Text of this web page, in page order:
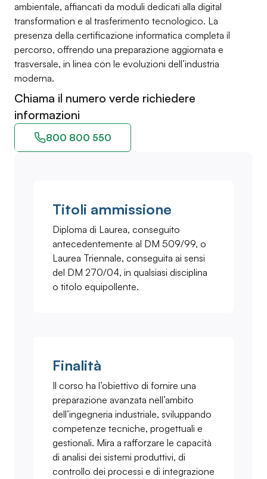
ambientale, affiancati da moduli dedicati alla digital
transformation e al trasferimento tecnologico. La
presenza della certificazione informatica completa il
percorso, offrendo una preparazione aggiornata e
trasversale, in linea con le evoluzioni dell’industria
moderna.
Chiama il numero verde richiedere
informazioni
800 800 550
Titoli ammissione
Diploma di Laurea, conseguito
antecedentemente al DM 509/99, o
Laurea Triennale, conseguita ai sensi
del DM 270/04, in qualsiasi disciplina
o titolo equipollente.
Finalità
Il corso ha l’obiettivo di fornire una
preparazione avanzata nell’ambito
dell’ingegneria industriale, sviluppando
competenze tecniche, progettuali e
gestionali. Mira a rafforzare le capacità
di analisi dei sistemi produttivi, di
controllo dei processi e di integrazione